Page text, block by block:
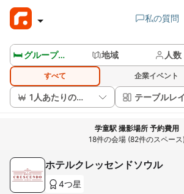
私の質問
🛏️ グループルームを見る 地域 人数
すべて 企業イベント
1人あたりの価格
学童駅 撮影場所 予約費用
18件の会場 (82件のスペース)
ホテルクレッセンドソウル
4つ星